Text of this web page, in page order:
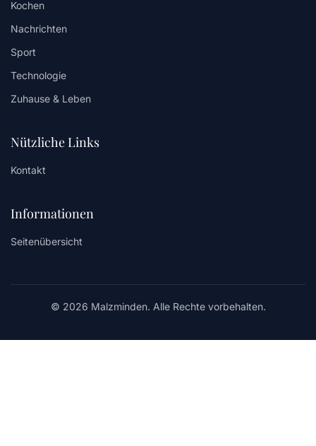
Kochen
Nachrichten
Sport
Technologie
Zuhause & Leben
Nützliche Links
Kontakt
Informationen
Seitenübersicht
© 2026 Malzminden. Alle Rechte vorbehalten.